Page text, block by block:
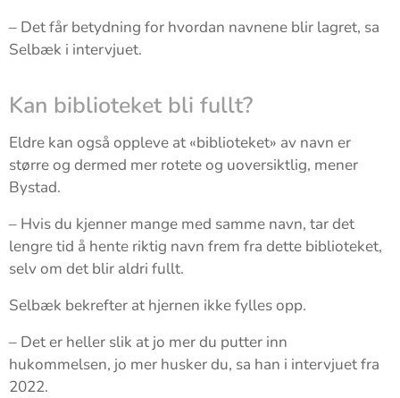
– Det får betydning for hvordan navnene blir lagret, sa
Selbæk i intervjuet.
Kan biblioteket bli fullt?
Eldre kan også oppleve at «biblioteket» av navn er
større og dermed mer rotete og uoversiktlig, mener
Bystad.
– Hvis du kjenner mange med samme navn, tar det
lengre tid å hente riktig navn frem fra dette biblioteket,
selv om det blir aldri fullt.
Selbæk bekrefter at hjernen ikke fylles opp.
– Det er heller slik at jo mer du putter inn
hukommelsen, jo mer husker du, sa han i intervjuet fra
2022.